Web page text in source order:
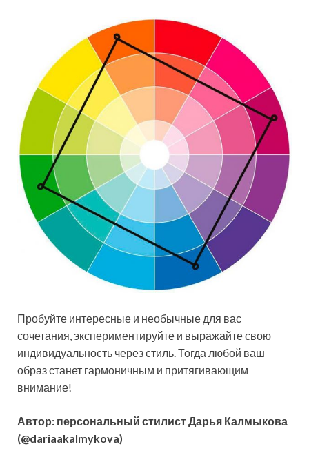
Пробуйте интересные и необычные для вас
сочетания, экспериментируйте и выражайте свою
индивидуальность через стиль. Тогда любой ваш
образ станет гармоничным и притягивающим
внимание!
Автор: персональный стилист Дарья Калмыкова
(@dariaakalmykova)